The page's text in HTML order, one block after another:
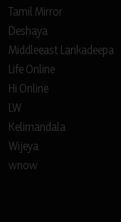
Tamil Mirror
Deshaya
Middleeast Lankadeepa
Life Online
Hi Online
LW
Kelimandala
Wijeya
wnow